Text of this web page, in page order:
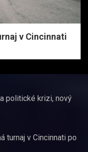
v Cincinnati
politické krizi, nový
turnaj v Cincinnati po